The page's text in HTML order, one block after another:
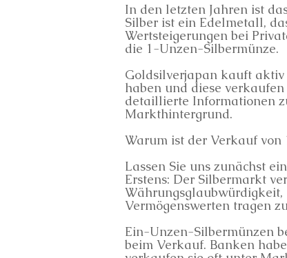
In den letzten Jahren ist
Silber ist ein Edelmetall,
Wertsteigerungen bei
die 1-Unzen-Silbermünze.
Goldsilverjapan kauft aktiv
haben und diese
detaillierte Informationen
Markthintergrund.
Warum ist der Verkauf von
Lassen Sie uns zunächst
Erstens: Der Silbermarkt
Vermögenswerten tragen
Ein-Unzen-Silbermünzen
beim Verkauf. Banken